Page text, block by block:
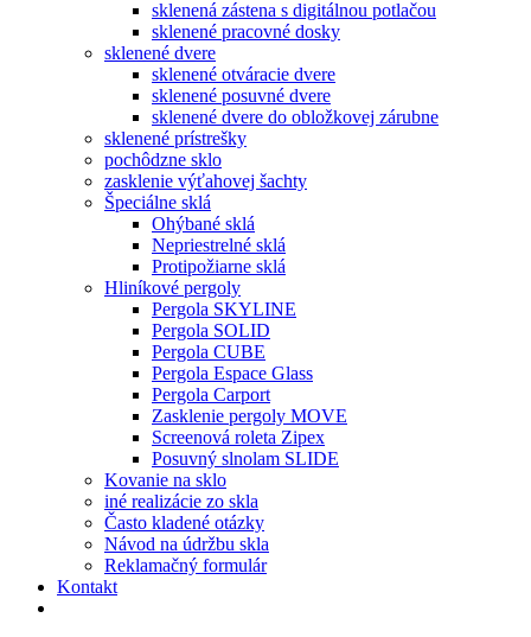
sklenená zástena s digitálnou potlačou
sklenené pracovné dosky
sklenené dvere
sklenené otváracie dvere
sklenené posuvné dvere
sklenené dvere do obložkovej zárubne
sklenené prístrešky
pochôdzne sklo
zasklenie výťahovej šachty
Špeciálne sklá
Ohýbané sklá
Nepriestrelné sklá
Protipožiarne sklá
Hliníkové pergoly
Pergola SKYLINE
Pergola SOLID
Pergola CUBE
Pergola Espace Glass
Pergola Carport
Zasklenie pergoly MOVE
Screenová roleta Zipex
Posuvný slnolam SLIDE
Kovanie na sklo
iné realizácie zo skla
Často kladené otázky
Návod na údržbu skla
Reklamačný formulár
Kontakt